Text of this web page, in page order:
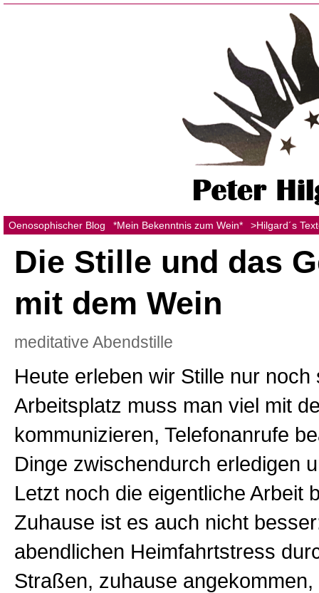
Oenosophischer Blog *Mein Bekenntnis zum Wein* >Hilgard´s
Die Stille und das
mit dem Wein
meditative Abendstille
Heute erleben wir Stille nur noch
Arbeitsplatz muss man viel mit
kommunizieren, Telefonanrufe
Dinge zwischendurch erledigen
Letzt noch die eigentliche Arbeit
Zuhause ist es auch nicht
abendlichen Heimfahrtstress
Straßen, zuhause angekommen,